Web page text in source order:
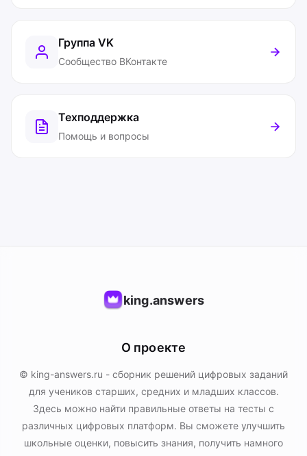
Группа VK
Сообщество ВКонтакте
Техподдержка
Помощь и вопросы
king.answers
О проекте
© king-answers.ru - сборник решений цифровых заданий
для учеников старших, средних и младших классов.
Здесь можно найти правильные ответы на тесты с
различных цифровых платформ. Вы сможете улучшить
школьные оценки, повысить знания, получить намного